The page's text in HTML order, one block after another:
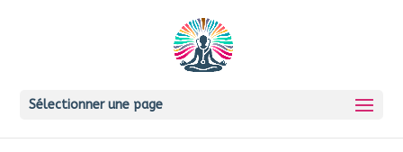
Sélectionner une page